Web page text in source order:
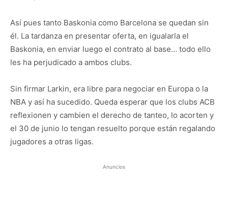
Así pues tanto Baskonia como Barcelona se quedan sin
él. La tardanza en presentar oferta, en igualarla el
Baskonia, en enviar luego el contrato al base… todo ello
les ha perjudicado a ambos clubs.
Sin firmar Larkin, era libre para negociar en Europa o la
NBA y así ha sucedido. Queda esperar que los clubs ACB
reflexionen y cambien el derecho de tanteo, lo acorten y
el 30 de junio lo tengan resuelto porque están regalando
jugadores a otras ligas.
Anuncios